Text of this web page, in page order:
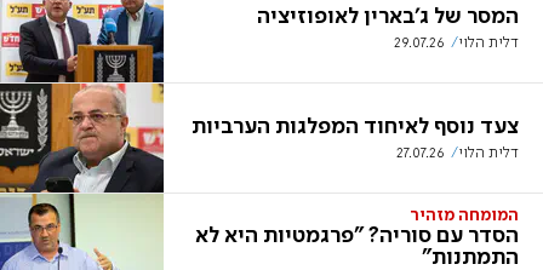
המסר של ג'בארין לאופוזיציה
דלית הלוי 29.07.26
צעד נוסף לאיחוד המפלגות הערביות
דלית הלוי 27.07.26
המומחה מזהיר
הסדר עם סוריה? "פרגמטיות היא לא
התמתנות"